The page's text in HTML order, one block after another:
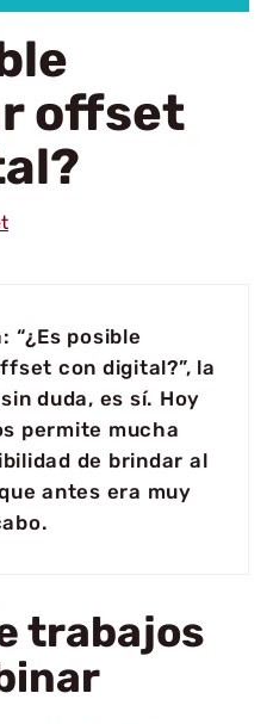
offset
“¿Es posible
con digital?”, la
duda, es sí. Hoy
permite mucha
de brindar al
antes era muy
trabajos